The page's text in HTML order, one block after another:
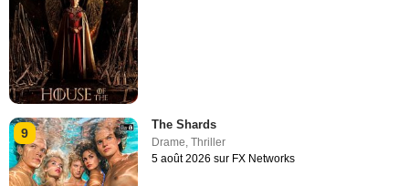
9
The Shards
Drame,Thriller
5 août 2026 sur FX Networks